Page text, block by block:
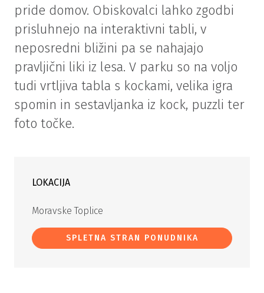
pride domov. Obiskovalci lahko zgodbi
prisluhnejo na interaktivni tabli, v
neposredni bližini pa se nahajajo
pravljični liki iz lesa. V parku so na voljo
tudi vrtljiva tabla s kockami, velika igra
spomin in sestavljanka iz kock, puzzli ter
foto točke.
LOKACIJA
Moravske Toplice
SPLETNA STRAN PONUDNIKA